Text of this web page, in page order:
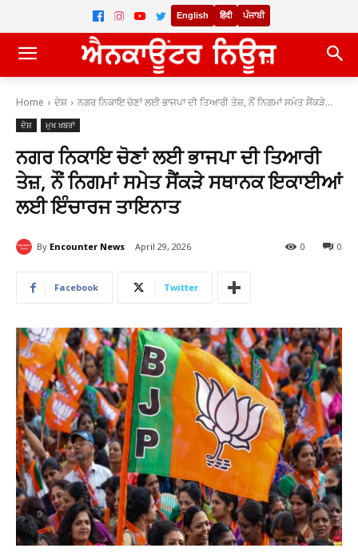
English हिंदी ਪੰਜਾਬੀ
Home ਦੇਸ਼ ਨਗਰ ਨਿਕਾਇ ਚੋਣਾਂ ਲਈ ਭਾਜਪਾ ਦੀ ਤਿਆਰੀ ਤੇਜ਼, ਨੌਂ ਨਿਗਮਾਂ ਸਮੇਤ ਸੈਂਕੜੇ...
ਦੇਸ਼ ਮੁਖ ਖ਼ਬਰਾਂ
ਨਗਰ ਨਿਕਾਇ ਚੋਣਾਂ ਲਈ ਭਾਜਪਾ ਦੀ ਤਿਆਰੀ
ਤੇਜ਼, ਨੌਂ ਨਿਗਮਾਂ ਸਮੇਤ ਸੈਂਕੜੇ ਸਥਾਨਕ ਇਕਾਈਆਂ
ਲਈ ਇੰਚਾਰਜ ਤਾਇਨਾਤ
By Encounter News April 29, 2026 0
0
Facebook Twitter